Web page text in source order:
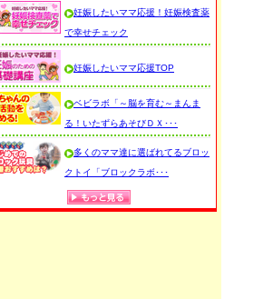
妊娠したいママ応援！妊娠検査薬
で幸せチェック
妊娠したいママ応援TOP
ベビラボ「～脳を育む～まんま
る！いたずらあそびＤＸ･･･
多くのママ達に選ばれてるブロッ
クトイ「ブロックラボ･･･